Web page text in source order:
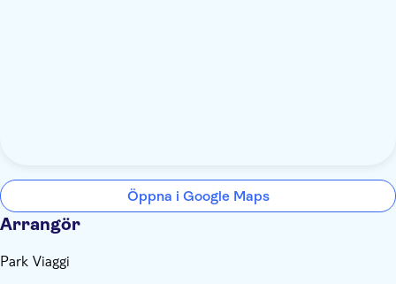
Öppna i Google Maps
Arrangör
Park Viaggi